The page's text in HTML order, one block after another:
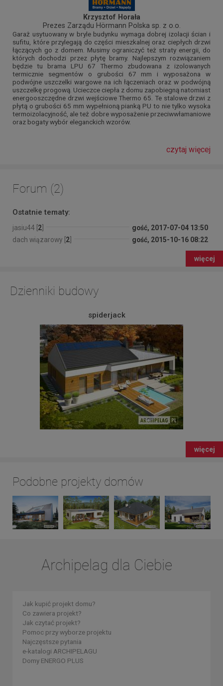
Krzysztof Horała
Prezes Zarządu Hörmann Polska sp. z o.o.
Garaż usytuowany w bryle budynku wymaga dobrej izolacji ścian i
sufitu, które przylegają do części mieszkalnej oraz ciepłych drzwi
łączących go z domem. Musimy ograniczyć też straty energii, do
których dochodzi przez płytę bramy. Najlepszym rozwiązaniem
będzie tu brama LPU 67 Thermo zbudowana z izolowanych
termicznie segmentów o grubości 67 mm i wyposażona w
podwójne uszczelki wargowe na ich łączeniach oraz w podwójną
uszczelkę progową. Ucieczce ciepła z domu zapobiegną natomiast
energooszczędne drzwi wejściowe Thermo 65. Te stalowe drzwi z
płytą o grubości 65 mm wypełnioną pianką PU to nie tylko wysoka
termoizolacyjność, ale też dobre wyposażenie przeciwwłamaniowe
oraz bogaty wybór eleganckich wzorów.
czytaj więcej
Forum (2)
Ostatnie tematy:
jasiu44 [ 2
gość, 2017-07-04 13:50
dach wiązarowy [ 2 gość, 2015-10-16 08:22
więcej
Dzienniki budowy
spiderjack
więcej
Podobne projekty domów
Archipelag dla Ciebie
Jak kupić projekt domu?
Co zawiera projekt?
Jak czytać projekt?
Pomoc przy wyborze projektu
Najczęstsze pytania
e-katalogi ARCHIPELAGU
Domy ENERGO PLUS